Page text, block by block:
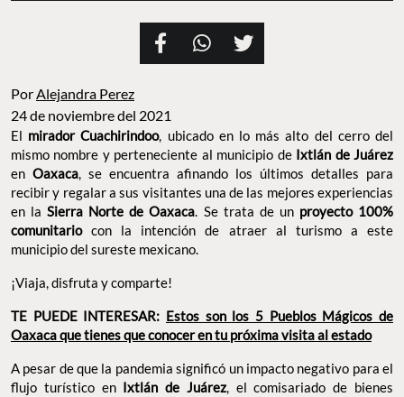
PorAlejandra Perez
24 de noviembre del 2021
El mirador Cuachirindoo, ubicado en lo más alto del cerro del
mismo nombre y perteneciente al municipio deIxtlán de Juárez
en Oaxaca, se encuentra afinando los últimos detalles para
recibir y regalar a sus visitantes una de las mejores experiencias
en laSierra Norte de Oaxaca. Se trata de un proyecto 100%
comunitariocon la intención de atraer al turismo a este
municipio del sureste mexicano.
¡Viaja, disfruta y comparte!
TE PUEDE INTERESAR: Estos son los 5 Pueblos Mágicos de
Oaxaca que tienes que conocer en tu próxima visita al estado
A pesar de que la pandemia significó un impacto negativo para el
flujo turístico en Ixtlán de Juárez, el comisariado de bienes